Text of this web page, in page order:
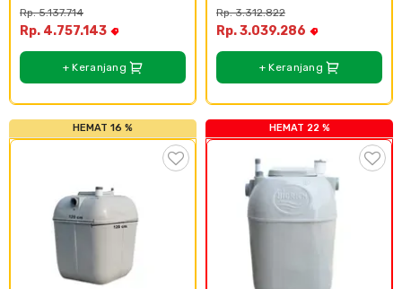
Rp. 5.137.714
Rp. 4.757.143
+ Keranjang
Rp. 3.312.822
Rp. 3.039.286
+ Keranjang
HEMAT 16 % HEMAT 22 %